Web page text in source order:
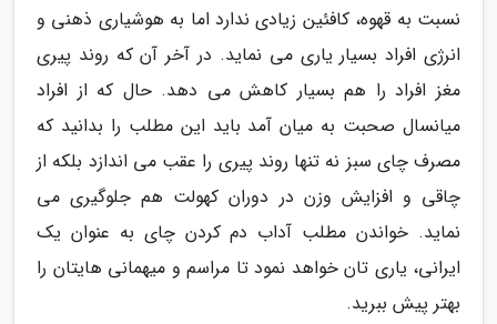
نسبت به قهوه، کافئین زیادی ندارد اما به هوشیاری ذهنی و
انرژی افراد بسیار یاری می نماید. در آخر آن که روند پیری
مغز افراد را هم بسیار کاهش می دهد. حال که از افراد
میانسال صحبت به میان آمد باید این مطلب را بدانید که
مصرف چای سبز نه تنها روند پیری را عقب می اندازد بلکه از
چاقی و افزایش وزن در دوران کهولت هم جلوگیری می
نماید. خواندن مطلب آداب دم کردن چای به عنوان یک
ایرانی، یاری تان خواهد نمود تا مراسم و میهمانی هایتان را
بهتر پیش ببرید.